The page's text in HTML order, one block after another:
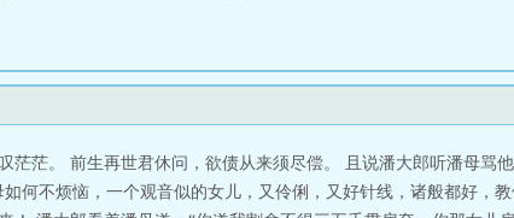
茫茫。 前生再世君休问，欲债从来须尽偿。 且说潘大郎听潘母骂
何不烦恼，一个观音似的女儿，又伶俐，又好针线，诸般都好，